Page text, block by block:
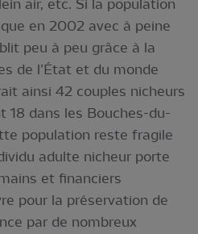
air, etc. Si la population
en 2002 avec à peine
peu à peu grâce à la
de l’État et du monde
ainsi 42 couples nicheurs
18 dans les Bouches-du-
population reste fragile
adulte nicheur porte
et financiers
pour la préservation de
par de nombreux